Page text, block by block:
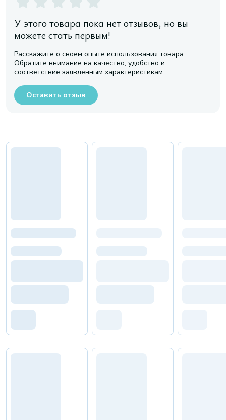
У этого товара пока нет отзывов, но вы
можете стать первым!
Расскажите о своем опыте использования товара.
Обратите внимание на качество, удобство и
соответствие заявленным характеристикам
Оставить отзыв